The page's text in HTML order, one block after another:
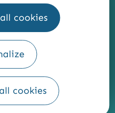
cookies
cookies
PRESSE
NOUS ?